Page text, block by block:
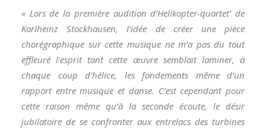
« Lors de la première audition d’Helikopter-quartet’ de
Karlheinz Stockhausen, l’idée de créer une pièce
chorégraphique sur cette musique ne m’a pas du tout
effleuré l’esprit tant cette œuvre semblait laminer, à
chaque coup d’hélice, les fondements même d’un
rapport entre musique et danse. C’est cependant pour
cette raison même qu’à la seconde écoute, le désir
jubilatoire de se confronter aux entrelacs des turbines